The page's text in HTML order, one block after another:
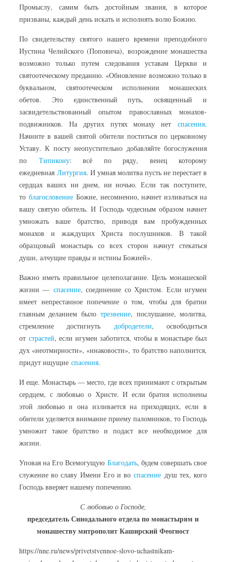
Промыслу, самим быть достойным звания, в которое
призваны, каждый день искать и исполнять волю Божию.
По свидетельству святого нашего времени преподобного
Иустина Челийского (Поповича), возрождение монашества
возможно только путем следования уставам Церкви и
святоотеческому преданию. «Обновление возможно только в
буквальном, святоотеческом исполнении монашеских
обетов. Это единственный путь, освященный и
засвидетельствованный опытом православных монахов-
подвижников. На других путях монаху нет спасения.
Начните в вашей святой обители поститься по церковному
Уставу. К посту неопустительно добавляйте богослужения
по Типикону: всё по ряду, венец которому
ежедневная Литургия. И умная молитва пусть не перестает в
сердцах ваших ни днем, ни ночью. Если так поступите,
то благословениеБожие, несомненно, начнет изливаться на
вашу святую обитель. И Господь чудесным образом начнет
умножать ваше братство, приводя вам пробужденных
монахов и жаждущих Христа послушников. В такой
образцовый монастырь со всех сторон начнут стекаться
души, алчущие правды и истины Божией».
Важно иметь правильное целеполагание. Цель монашеской
жизни — спасение, соединение со Христом. Если игумен
имеет непрестанное попечение о том, чтобы для братии
главным деланием былотрезвение, послушание, молитва,
стремление достигнуть добродетели, освободиться
от страстей, если игумен заботится, чтобы в монастыре был
дух «неотмирности», «инаковости», то братство наполнится,
придут ищущие спасения.
И еще. Монастырь — место, где всех принимают с открытым
сердцем, с любовью о Христе. И если братия исполнены
этой любовью и она изливается на приходящих, если в
обители уделяется внимание приему паломников, то Господь
умножит такое братство и подаст все необходимое для
жизни.
Уповая на Его Всемогущую Благодать, будем совершать свое
служение во славу Имени Его и воспасение душ тех, кого
Господь вверяет нашему попечению.
С любовью о Господе,
председатель Синодального отдела по монастырям и
монашеству митрополит Каширский Феогност
https://nne.ru/news/privetstvennoe-slovo-uchastnikam-